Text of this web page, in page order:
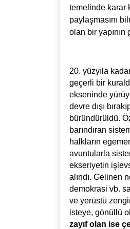
temelinde karar
paylaşmasını
olan bir
20. yüzyıla
geçerli bir
ekseninde
devre dışı
büründürüldü.
barındıran
halkların
avuntularla
ekseriyetin
alındı. Gelinen
demokrasi vb.
ve yerüstü
isteye, gönüllü
zayıf olan ise